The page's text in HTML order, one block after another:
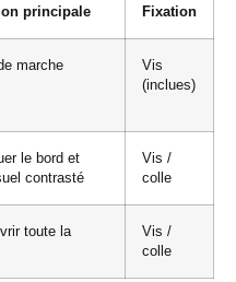
principale Fixation
marche
Vis
(inclues)
le bord et
contrasté
Vis /
colle
toute la
Vis /
colle